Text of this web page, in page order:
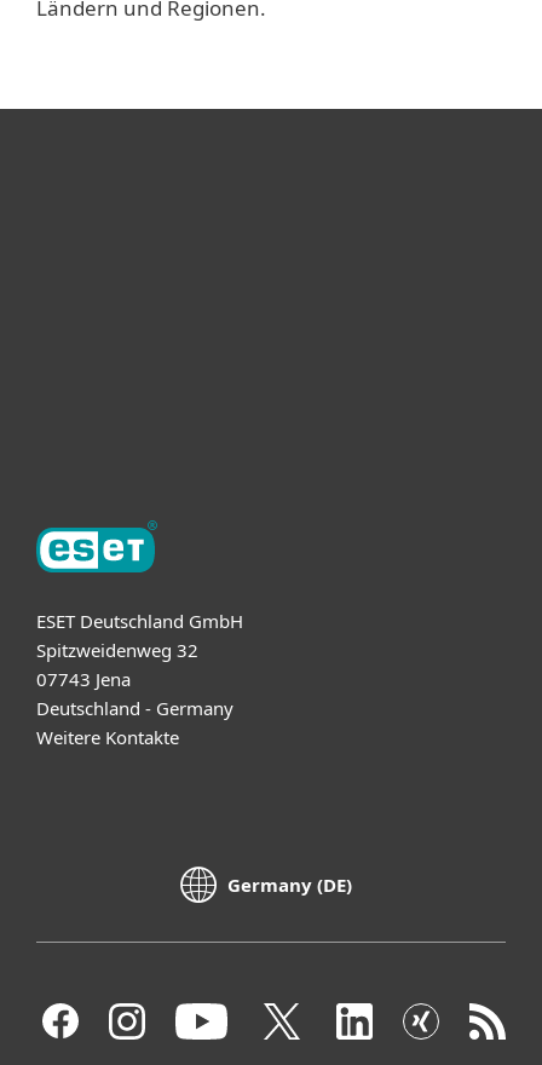
Ländern und Regionen.
ESET Deutschland GmbH
Spitzweidenweg 32
07743 Jena
Deutschland - Germany
Weitere Kontakte
Germany (DE)